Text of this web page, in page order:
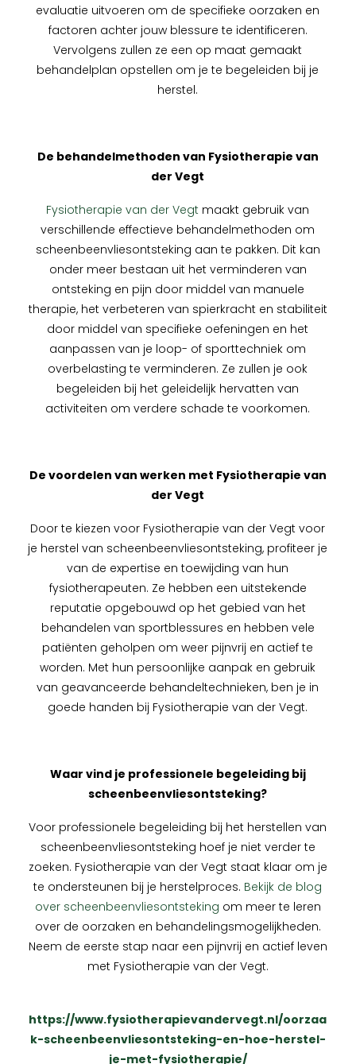
evaluatie uitvoeren om de specifieke oorzaken en
factoren achter jouw blessure te identificeren.
Vervolgens zullen ze een op maat gemaakt
behandelplan opstellen om je te begeleiden bij je
herstel.
De behandelmethoden van Fysiotherapie van
der Vegt
Fysiotherapie van der Vegt maakt gebruik van
verschillende effectieve behandelmethoden om
scheenbeenvliesontsteking aan te pakken. Dit kan
onder meer bestaan uit het verminderen van
ontsteking en pijn door middel van manuele
therapie, het verbeteren van spierkracht en stabiliteit
door middel van specifieke oefeningen en het
aanpassen van je loop- of sporttechniek om
overbelasting te verminderen. Ze zullen je ook
begeleiden bij het geleidelijk hervatten van
activiteiten om verdere schade te voorkomen.
De voordelen van werken met Fysiotherapie van
der Vegt
Door te kiezen voor Fysiotherapie van der Vegt voor
je herstel van scheenbeenvliesontsteking, profiteer je
van de expertise en toewijding van hun
fysiotherapeuten. Ze hebben een uitstekende
reputatie opgebouwd op het gebied van het
behandelen van sportblessures en hebben vele
patiënten geholpen om weer pijnvrij en actief te
worden. Met hun persoonlijke aanpak en gebruik
van geavanceerde behandeltechnieken, ben je in
goede handen bij Fysiotherapie van der Vegt.
Waar vind je professionele begeleiding bij
scheenbeenvliesontsteking?
Voor professionele begeleiding bij het herstellen van
scheenbeenvliesontsteking hoef je niet verder te
zoeken. Fysiotherapie van der Vegt staat klaar om je
te ondersteunen bij je herstelproces. Bekijk de blog
over scheenbeenvliesontsteking om meer te leren
over de oorzaken en behandelingsmogelijkheden.
Neem de eerste stap naar een pijnvrij en actief leven
met Fysiotherapie van der Vegt.
https://www.fysiotherapievandervegt.nl/oorzaa
k-scheenbeenvliesontsteking-en-hoe-herstel-
je-met-fysiotherapie/